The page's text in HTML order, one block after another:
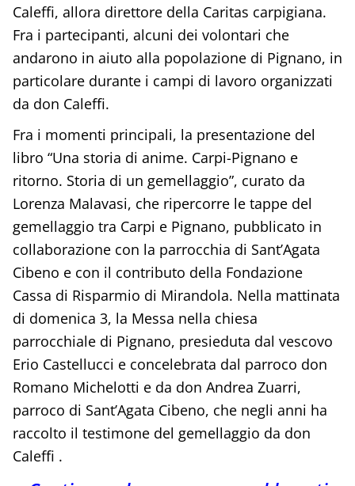
Caleffi, allora direttore della Caritas carpigiana.
Fra i partecipanti, alcuni dei volontari che
andarono in aiuto alla popolazione di Pignano, in
particolare durante i campi di lavoro organizzati
da don Caleffi.
Fra i momenti principali, la presentazione del
libro “Una storia di anime. Carpi-Pignano e
ritorno. Storia di un gemellaggio”, curato da
Lorenza Malavasi, che ripercorre le tappe del
gemellaggio tra Carpi e Pignano, pubblicato in
collaborazione con la parrocchia di Sant’Agata
Cibeno e con il contributo della Fondazione
Cassa di Risparmio di Mirandola. Nella mattinata
di domenica 3, la Messa nella chiesa
parrocchiale di Pignano, presieduta dal vescovo
Erio Castellucci e concelebrata dal parroco don
Romano Michelotti e da don Andrea Zuarri,
parroco di Sant’Agata Cibeno, che negli anni ha
raccolto il testimone del gemellaggio da don
Caleffi .